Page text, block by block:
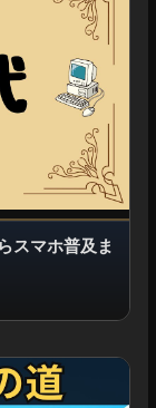
スマホ普及ま